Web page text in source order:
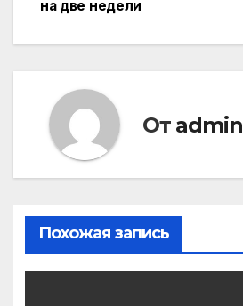
на две недели
От admin
Похожая запись